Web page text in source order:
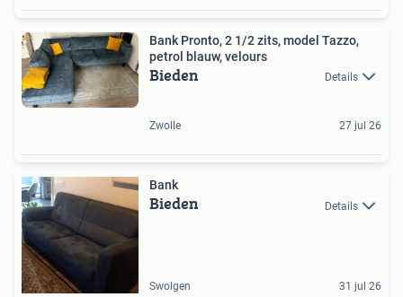
Bank Pronto, 2 1/2 zits, model Tazzo,
petrol blauw, velours
Bieden Details
Zwolle 27 jul 26
Bank
Bieden Details
Swolgen 31 jul 26